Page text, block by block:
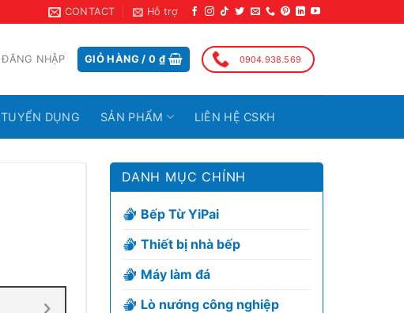
CONTACT Hỗ trợ
ĐĂNG NHẬP GIỎ HÀNG /0 ₫ 0904.938.569
TUYỂN DỤNG SẢN PHẨM LIÊN HỆ CSKH
DANH MỤC CHÍNH
Bếp Từ YiPai
Thiết bị nhà bếp
Máy làm đá
Lò nướng công nghiệp